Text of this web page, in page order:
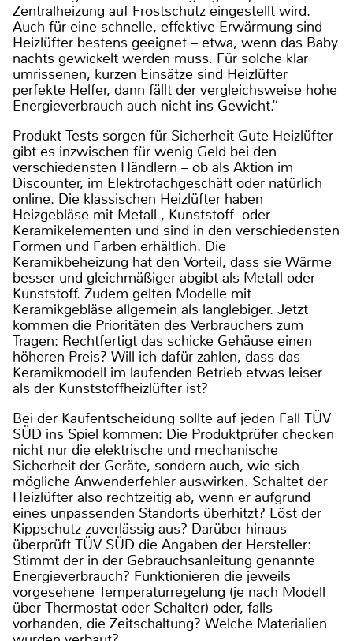
Zentralheizung auf Frostschutz eingestellt wird.
Auch für eine schnelle, effektive Erwärmung sind
Heizlüfter bestens geeignet – etwa, wenn das Baby
nachts gewickelt werden muss. Für solche klar
umrissenen, kurzen Einsätze sind Heizlüfter
perfekte Helfer, dann fällt der vergleichsweise hohe
Energieverbrauch auch nicht ins Gewicht.“
Produkt-Tests sorgen für Sicherheit Gute Heizlüfter
gibt es inzwischen für wenig Geld bei den
verschiedensten Händlern – ob als Aktion im
Discounter, im Elektrofachgeschäft oder natürlich
online. Die klassischen Heizlüfter haben
Heizgebläse mit Metall-, Kunststoff- oder
Keramikelementen und sind in den verschiedensten
Formen und Farben erhältlich. Die
Keramikbeheizung hat den Vorteil, dass sie Wärme
besser und gleichmäßiger abgibt als Metall oder
Kunststoff. Zudem gelten Modelle mit
Keramikgebläse allgemein als langlebiger. Jetzt
kommen die Prioritäten des Verbrauchers zum
Tragen: Rechtfertigt das schicke Gehäuse einen
höheren Preis? Will ich dafür zahlen, dass das
Keramikmodell im laufenden Betrieb etwas leiser
als der Kunststoffheizlüfter ist?
Bei der Kaufentscheidung sollte auf jeden Fall TÜV
SÜD ins Spiel kommen: Die Produktprüfer checken
nicht nur die elektrische und mechanische
Sicherheit der Geräte, sondern auch, wie sich
mögliche Anwenderfehler auswirken. Schaltet der
Heizlüfter also rechtzeitig ab, wenn er aufgrund
eines unpassenden Standorts überhitzt? Löst der
Kippschutz zuverlässig aus? Darüber hinaus
überprüft TÜV SÜD die Angaben der Hersteller:
Stimmt der in der Gebrauchsanleitung genannte
Energieverbrauch? Funktionieren die jeweils
vorgesehene Temperaturregelung (je nach Modell
über Thermostat oder Schalter) oder, falls
vorhanden, die Zeitschaltung? Welche Materialien